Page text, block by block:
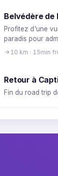
Belvédère de
Profitez d'une
paradis pour
10 km · 15min
Retour à
Fin du road trip